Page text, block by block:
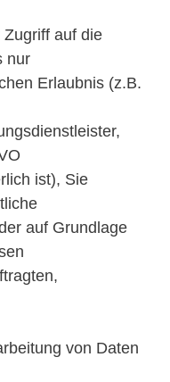
auf die
nur
Erlaubnis (z.B.
ist), Sie
auf Grundlage
von Daten